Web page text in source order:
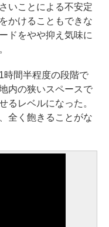
いことによる不安定
かけることもできな
ドをやや抑え気味に
時間半程度の段階で
内の狭いスペースで
るレベルになった。
全く飽きることがな